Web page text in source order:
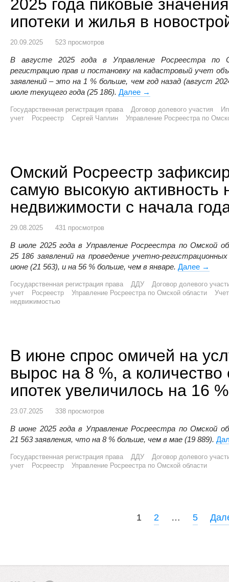
2025 года пиковые
ипотеки и жилья в
20.09.2025 523 просмотров
В августе 2025 года в Управление Росреестра по
регистрацию прав и постановку на кадастровый учет
заявлений – это на 1 % больше, чем год назад (август
июле текущего года (25 186). Далее Омский Росреестр
→
Государственная регистрация права Договор долевого участия
учет
Росреестр Сергей Чаплин Управление Росреестра по
Омский Росреестр
самую высокую активность
недвижимости с начала
29.08.2025 431 просмотров
В июле 2025 года в Управление Росреестра по Омской
25 186 заявлений на проведение учетно-
июне (21 563), и на 56 % больше, чем в январе. Далее →
Государственная регистрация права ДДУ
Договор долевого
учет
Росреестр Управление Росреестра по Омской области
недвижимостью
В июне спрос омичей на
вырос на 8 %, а
ипотек увеличилось на 16 %
23.07.2025 338 просмотров
В июне 2025 года в Управление Росреестра по Омской
21 563 заявления, что на 8 % больше, чем в мае (19 889).
Государственная регистрация права ДДУ
Договор долевого
учет
Росреестр Управление Росреестра по Омской области
t
1 2 … 5